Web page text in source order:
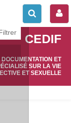
CEDIF
ET
SUR LA VIE
ET SEXUELLE